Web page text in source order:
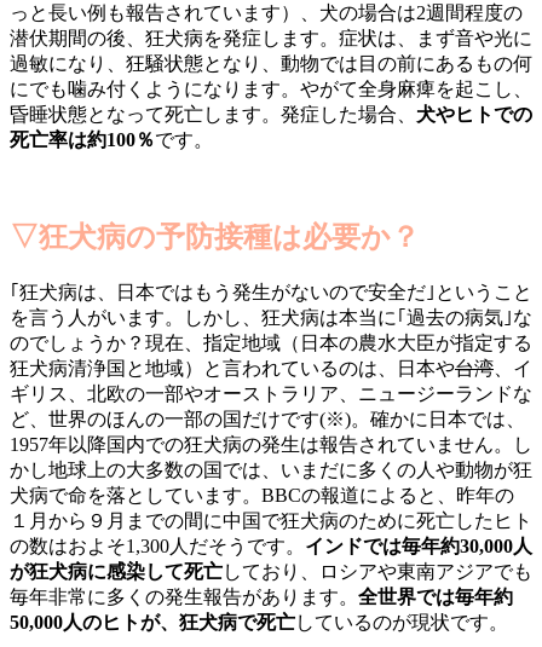
っと長い例も報告されています）、犬の場合は2週間程度の
潜伏期間の後、狂犬病を発症します。症状は、まず音や光に
過敏になり、狂騒状態となり、動物では目の前にあるもの何
にでも噛み付くようになります。やがて全身麻痺を起こし、
昏睡状態となって死亡します。発症した場合、 犬やヒトでの
死亡率は約100％です。
▽狂犬病の予防接種は必要か？
｢狂犬病は、日本ではもう発生がないので安全だ｣ということ
を言う人がいます。しかし、狂犬病は本当に｢過去の病気｣な
のでしょうか？現在、指定地域（日本の農水大臣が指定する
狂犬病清浄国と地域）と言われているのは、日本や台湾 、イ
ギリス、北欧の一部やオーストラリア、ニュージーランドな
ど、世界のほんの一部の国だけです(※)。確かに日本では、
1957年以降国内での狂犬病の発生は報告されていません。し
かし地球上の大多数の国では、いまだに多くの人や動物が狂
犬病で命を落としています。BBCの報道によると、昨年の
１月から９月までの間に中国で狂犬病のために死亡したヒト
の数はおよそ1,300人だそうです。 インドでは毎年約30,000人
が狂犬病に感染して死亡しており、ロシアや東南アジアでも
毎年非常に多くの発生報告があります。 全世界では毎年約
50,000人のヒトが、狂犬病で死亡しているのが現状です。